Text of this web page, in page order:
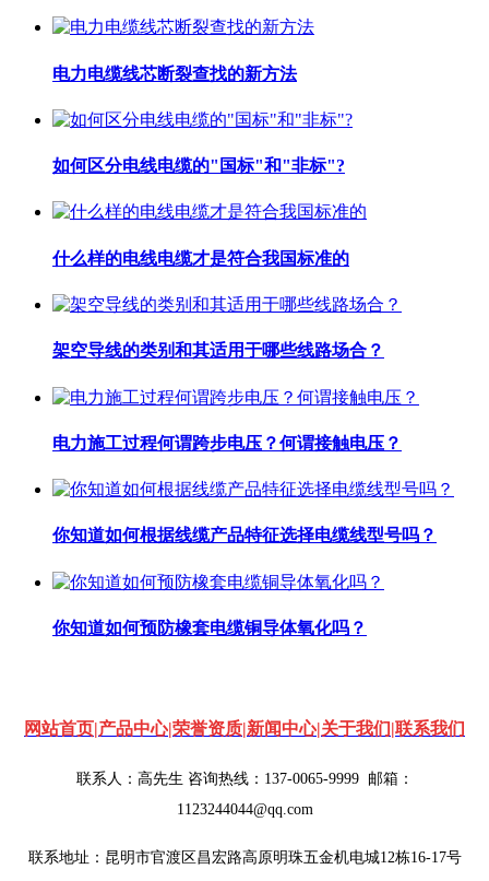
电力电缆线芯断裂查找的新方法
如何区分电线电缆的"国标"和"非标"?
什么样的电线电缆才是符合我国标准的
架空导线的类别和其适用于哪些线路场合？
电力施工过程何谓跨步电压？何谓接触电压？
你知道如何根据线缆产品特征选择电缆线型号吗？
你知道如何预防橡套电缆铜导体氧化吗？
网站首页|产品中心|荣誉资质|新闻中心|关于我们|联系我们
联系人：高先生 咨询热线：137-0065-9999 邮箱：
1123244044@qq.com
联系地址：昆明市官渡区昌宏路高原明珠五金机电城12栋16-17号